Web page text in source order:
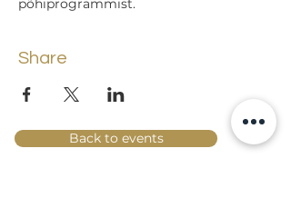
põhiprogrammist.
Share
Back to events